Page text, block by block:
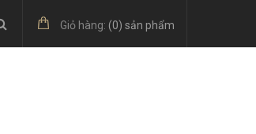
Giỏ hàng: (0) sản phẩm